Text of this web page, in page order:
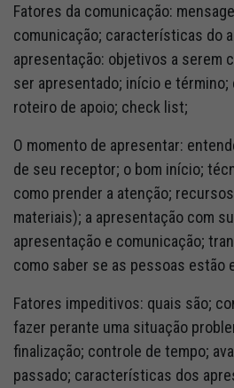
Fatores da comunicação:
comunicação; características do
apresentação: objetivos a serem
ser apresentado; início e
roteiro de apoio; check list;
O momento de apresentar:
de seu receptor; o bom início;
como prender a atenção;
materiais); a apresentação com
apresentação e comunicação;
como saber se as pessoas estão
Fatores impeditivos: quais são;
fazer perante uma situação
finalização; controle de tempo;
passado; características dos